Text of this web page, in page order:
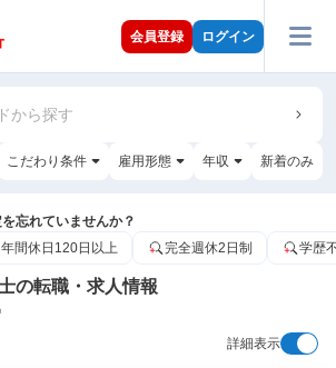
会員登録 ログイン
から探す
こだわり条件 雇用形態 年収 新着のみ
忘れていませんか？
年間休日120日以上 完全週休2日制 学歴
の転職・求人情報
詳細表示